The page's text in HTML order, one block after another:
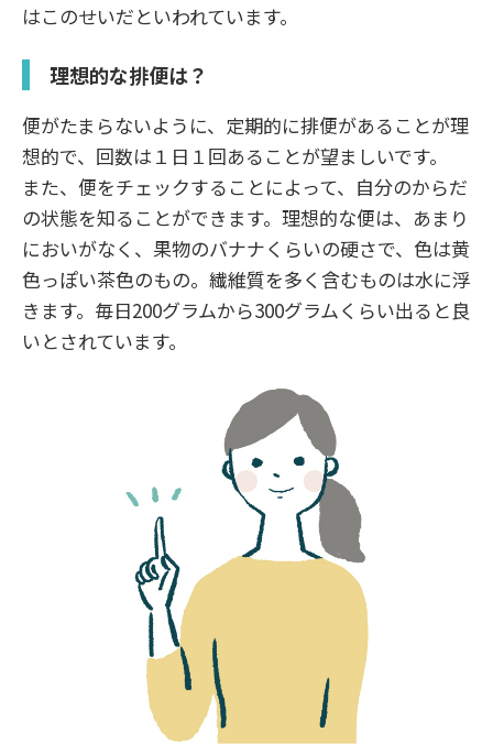
はこのせいだといわれています。
理想的な排便は？
便がたまらないように、定期的に排便があることが理
想的で、回数は１日１回あることが望ましいです。
また、便をチェックすることによって、自分のからだ
の状態を知ることができます。理想的な便は、あまり
においがなく、果物のバナナくらいの硬さで、色は黄
色っぽい茶色のもの。繊維質を多く含むものは水に浮
きます。毎日200グラムから300グラムくらい出ると良
いとされています。